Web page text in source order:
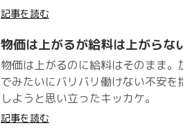
記事を読む
物価は上がるが給料は上がら
物価は上がるのに給料はそのまま
でみたいにバリバリ働けない不安
しようと思い立ったキッカケ。
記事を読む